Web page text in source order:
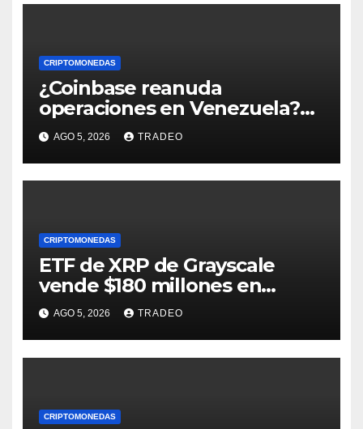
CRIPTOMONEDAS
¿Coinbase reanuda
operaciones en Venezuela?
Post críptico enciende el
debate
AGO 5, 2026 TRADEO
CRIPTOMONEDAS
ETF de XRP de Grayscale
vende $180 millones en
tokens tras grandes pérdidas
AGO 5, 2026 TRADEO
CRIPTOMONEDAS